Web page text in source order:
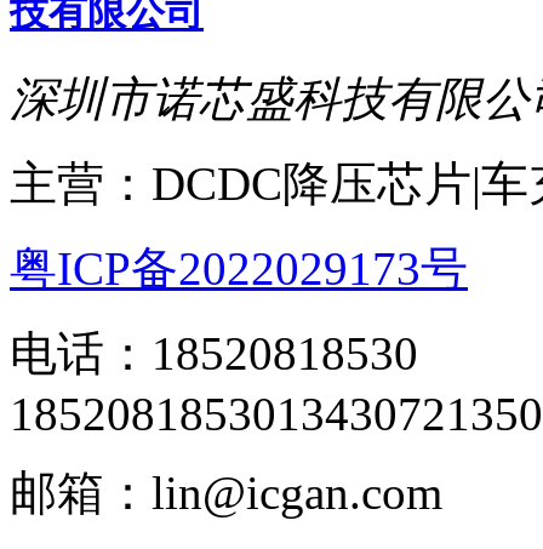
深圳市诺芯盛科技有限公
主营：DCDC降压芯片|
粤ICP备2022029173号
电话：18520818530
1852081853013430721350
邮箱：lin@icgan.com